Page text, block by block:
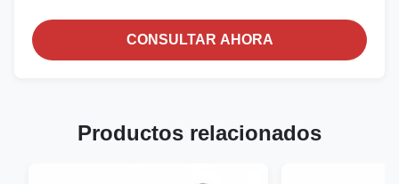
CONSULTAR AHORA
Productos relacionados